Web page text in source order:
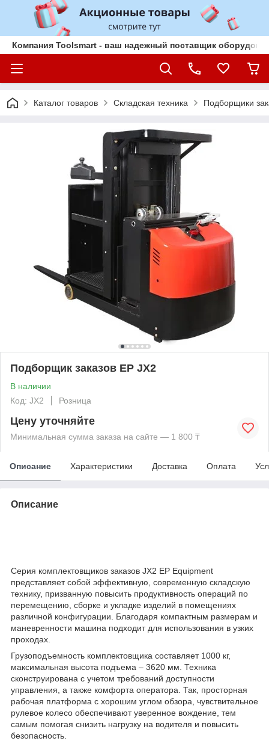
Компания Toolsmart - ваш надежный поставщик
Каталог товаров Складская техника Подборщики
Подборщик заказов EP JX2
В наличии
Код: JX2
Розница
Цену уточняйте
Минимальная сумма заказа на сайте — 1 800 ₸
Описание Характеристики Доставка Оплата
Описание
Серия комплектовщиков заказов JX2 EP Equipment
представляет собой эффективную, современную складскую
технику, призванную повысить продуктивность операций по
перемещению, сборке и укладке изделий в помещениях
различной конфигурации. Благодаря компактным размерам и
маневренности машина подходит для использования в узких
проходах.
Грузоподъемность комплектовщика составляет 1000 кг,
максимальная высота подъема – 3620 мм. Техника
сконструирована с учетом требований доступности
управления, а также комфорта оператора. Так, просторная
рабочая платформа с хорошим углом обзора, чувствительное
рулевое колесо обеспечивают уверенное вождение, тем
самым помогая снизить нагрузку на водителя и повысить
безопасность.